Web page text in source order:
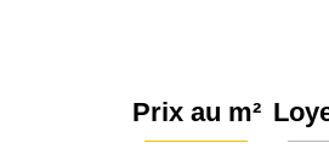
Prix au m²